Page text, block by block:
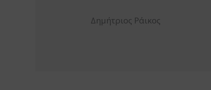
Δημήτριος Ράικος